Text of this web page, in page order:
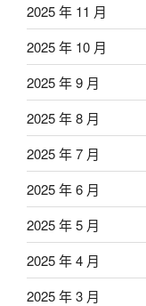
2025 年 11 月
2025 年 10 月
2025 年 9 月
2025 年 8 月
2025 年 7 月
2025 年 6 月
2025 年 5 月
2025 年 4 月
2025 年 3 月